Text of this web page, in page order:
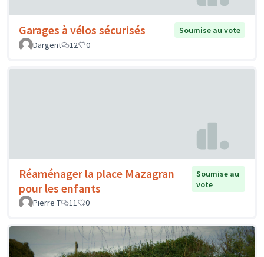
Garages à vélos sécurisés
Soumise au vote
Dargent
12 0
Réaménager la place Mazagran
pour les enfants
Soumise au
vote
Pierre T
11 0